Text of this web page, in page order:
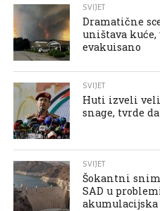
SVIJET
Dramatične
uništava kuće,
evakuisano
SVIJET
Huti izveli
snage, tvrde
SVIJET
Šokantni
SAD u
akumulacijska